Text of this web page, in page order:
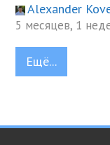
Alexander
5 месяцев, 1
Ещё...